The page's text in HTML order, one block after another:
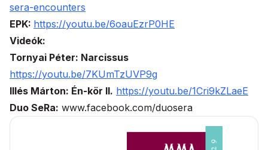
sera-encounters
EPK: https://youtu.be/6oauEzrP0HE
Videók:
Tornyai Péter: Narcissus
https://youtu.be/7KUmTzUVP9g
Illés Márton: Én-kör II. https://youtu.be/1Cri9kZLaeE
Duo SeRa: www.facebook.com/duosera